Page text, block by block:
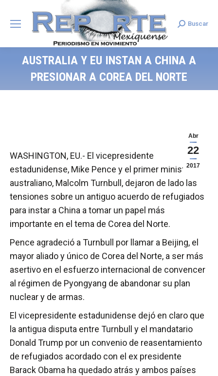
Search:
Buscar
AUSTRALIA Y EU INSTAN A CHINA A
PRESIONAR A COREA DEL NORTE
Abr
22
2017
WASHINGTON, EU.- El vicepresidente
estadunidense, Mike Pence y el primer ministro
australiano, Malcolm Turnbull, dejaron de lado las
tensiones sobre un antiguo acuerdo de refugiados
para instar a China a tomar un papel más
importante en el tema de Corea del Norte.
Pence agradeció a Turnbull por llamar a Beijing, el
mayor aliado y único de Corea del Norte, a ser más
asertivo en el esfuerzo internacional de convencer
al régimen de Pyongyang de abandonar su plan
nuclear y de armas.
El vicepresidente estadunidense dejó en claro que
la antigua disputa entre Turnbull y el mandatario
Donald Trump por un convenio de reasentamiento
de refugiados acordado con el ex presidente
Barack Obama ha quedado atrás y ambos países